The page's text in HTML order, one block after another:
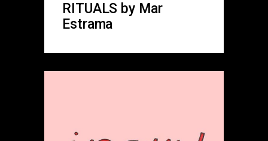
RITUALS by Mar
Estrama